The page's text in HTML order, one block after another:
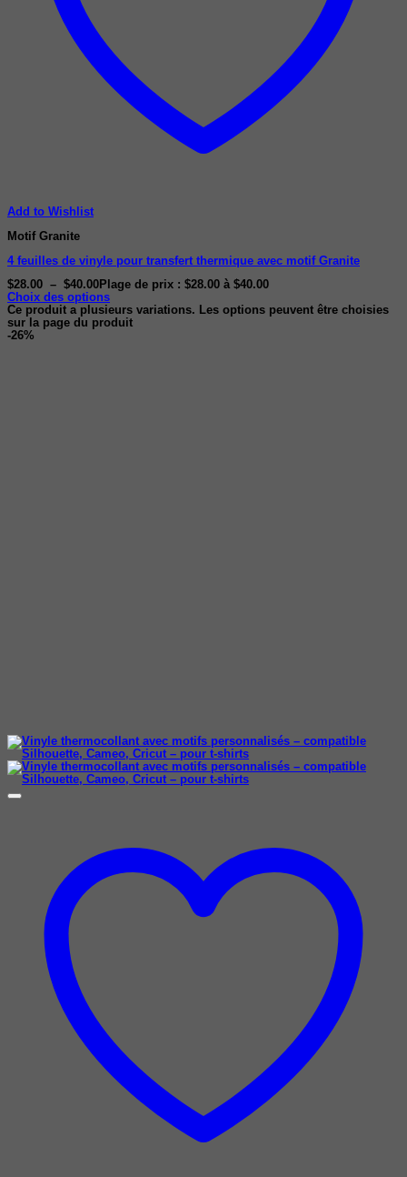
Add to Wishlist
Motif Granite
4 feuilles de vinyle pour transfert thermique avec motif Granite
$28.00 – $40.00 Plage de prix : $28.00 à $40.00
Choix des options
Ce produit a plusieurs variations. Les options peuvent être choisies
sur la page du produit
-26%